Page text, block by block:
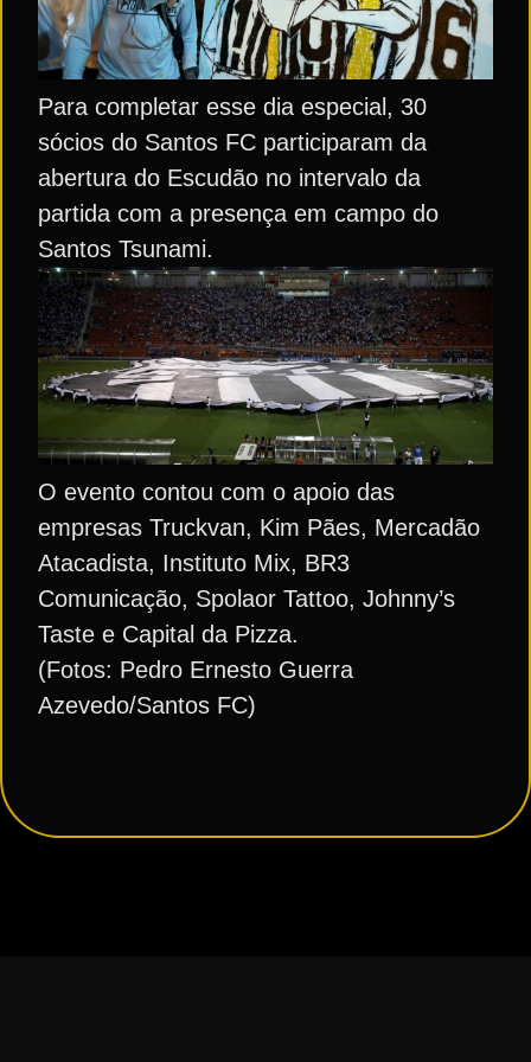
Para completar esse dia especial, 30
sócios do Santos FC participaram da
abertura do Escudão no intervalo da
partida com a presença em campo do
Santos Tsunami.
O evento contou com o apoio das
empresas Truckvan, Kim Pães, Mercadão
Atacadista, Instituto Mix, BR3
Comunicação, Spolaor Tattoo, Johnny’s
Taste e Capital da Pizza.
(Fotos: Pedro Ernesto Guerra
Azevedo/Santos FC)